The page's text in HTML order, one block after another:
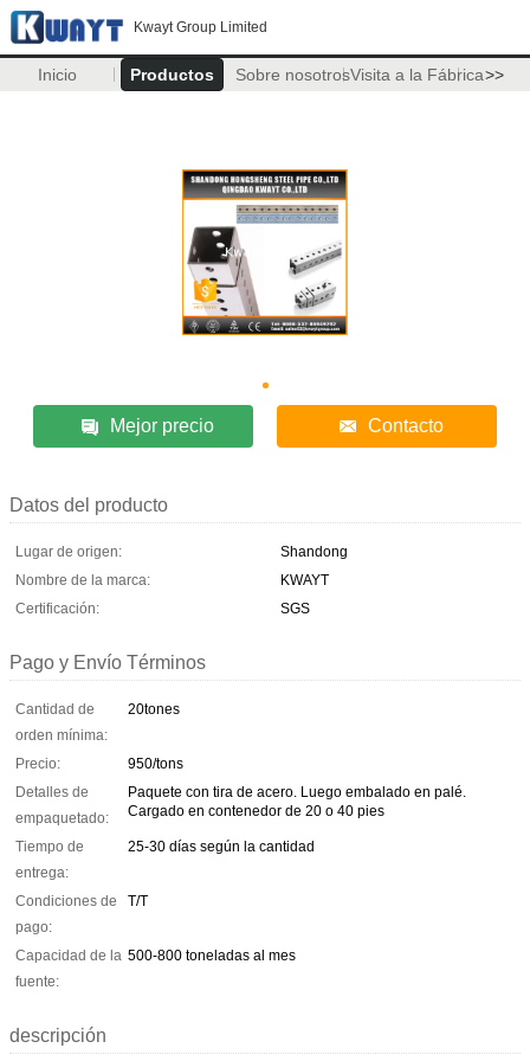
Kwayt Group Limited
Inicio Productos Sobre nosotrosVisita a la Fábrica>>
Mejor precio Contacto
Datos del producto
Lugar de origen:
Shandong
Nombre de la marca:
KWAYT
Certificación:
SGS
Pago y Envío Términos
Cantidad de
orden mínima:
20tones
Precio:
950/tons
Detalles de
empaquetado:
Paquete con tira de acero. Luego embalado en palé.
Cargado en contenedor de 20 o 40 pies
Tiempo de
entrega:
25-30 días según la cantidad
Condiciones de
pago:
T/T
Capacidad de la
fuente:
500-800 toneladas al mes
descripción